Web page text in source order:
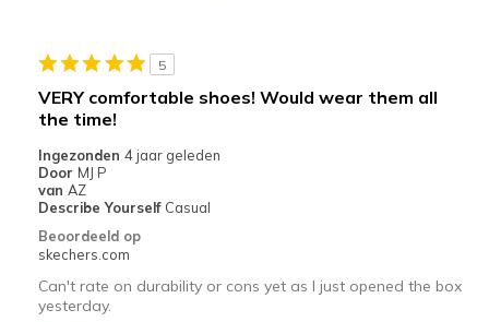
Casual Wear
Width
Sizing
Feels true to size
View On Shoes
5
VERY comfortable shoes! Would wear them all
the time!
Ingezonden 4 jaar geleden
Door MJ P
van AZ
Describe Yourself Casual
Beoordeeld op
skechers.com
Can't rate on durability or cons yet as I just opened the box
yesterday.